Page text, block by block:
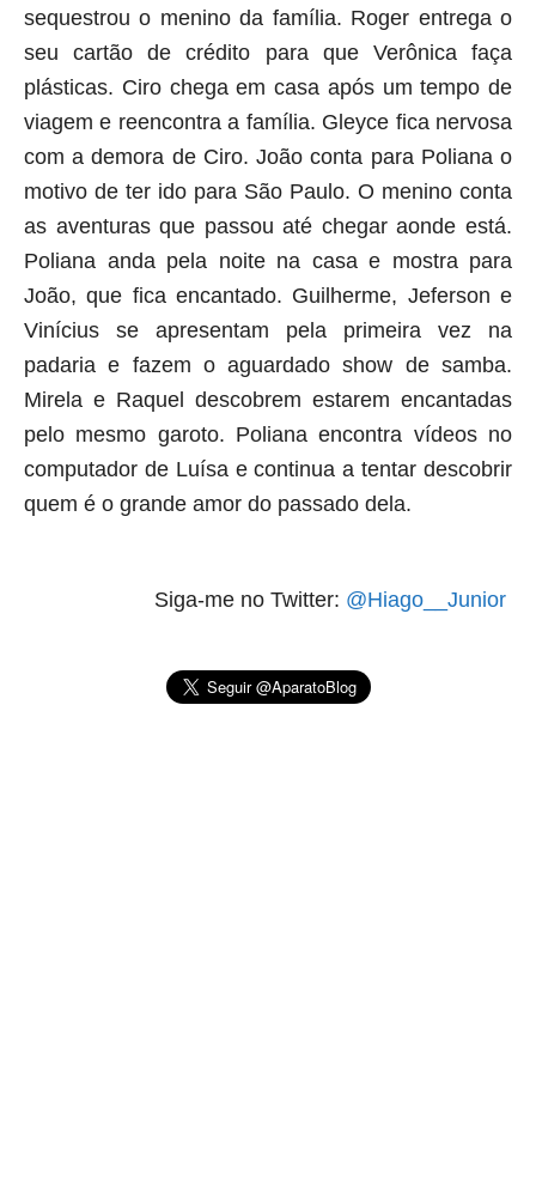
sequestrou o menino da família. Roger entrega o
seu cartão de crédito para que Verônica faça
plásticas. Ciro chega em casa após um tempo de
viagem e reencontra a família. Gleyce fica nervosa
com a demora de Ciro. João conta para Poliana o
motivo de ter ido para São Paulo. O menino conta
as aventuras que passou até chegar aonde está.
Poliana anda pela noite na casa e mostra para
João, que fica encantado. Guilherme, Jeferson e
Vinícius se apresentam pela primeira vez na
padaria e fazem o aguardado show de samba.
Mirela e Raquel descobrem estarem encantadas
pelo mesmo garoto. Poliana encontra vídeos no
computador de Luísa e continua a tentar descobrir
quem é o grande amor do passado dela.
Siga-me no Twitter: @Hiago__Junior